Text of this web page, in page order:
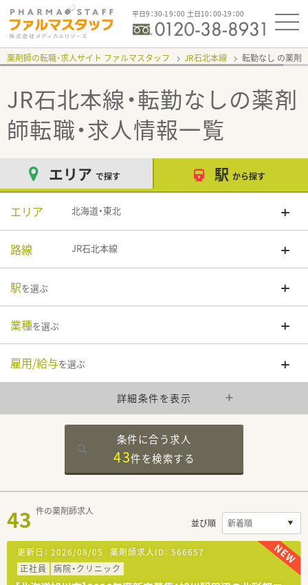
平日9：30-19：00 土日10：00-19：00
薬剤師の転職・求人サイト ファルマスタッフ JR石北本線 転勤なし
JR石北本線・転勤なしの薬剤
師転職・求人情報一覧
エリア で探す 駅 から探す
エリア 北海道・東北
路線 JR石北本線
駅を選ぶ
業種を選ぶ
雇用/給与を選ぶ
詳細条件を表示
条件に合う求人
43件を検索する
43 件の薬剤師求人
並び順
更新日： 2026/08/05 薬剤師求人ID： 566657
正社員
病院・クリニック